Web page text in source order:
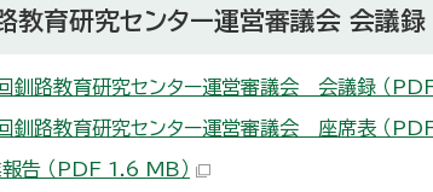
教育研究センター運営審議会 会議録
釧路教育研究センター運営審議会 会議録 （
釧路教育研究センター運営審議会 座席表 （
告 （PDF 1.6 MB）